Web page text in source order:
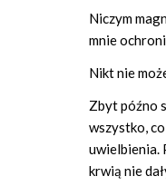
Niczym
mnie
Nikt nie
Zbyt późno
wszystko,
uwielbienia.
krwią nie